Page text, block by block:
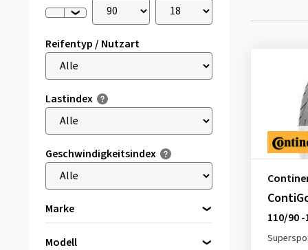
Reifentyp / Nutzart
Lastindex
Geschwindigkeitsindex
Marke
Modell
110/90 -